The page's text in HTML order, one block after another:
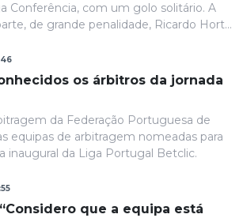
Conferência, com um golo solitário. A
de grande penalidade, Ricardo Horta
permaneceria inalterado.
os árbitros da jornada
da Federação Portuguesa de
equipas de arbitragem nomeadas para
inaugural da Liga Portugal Betclic.
que a equipa está